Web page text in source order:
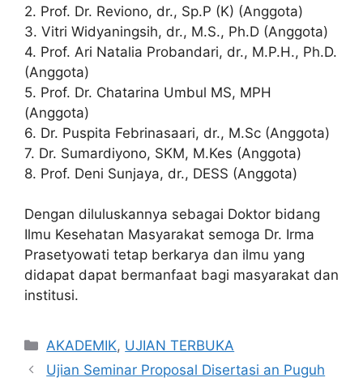
2. Prof. Dr. Reviono, dr., Sp.P (K) (Anggota)
3. Vitri Widyaningsih, dr., M.S., Ph.D (Anggota)
4. Prof. Ari Natalia Probandari, dr., M.P.H., Ph.D.
(Anggota)
5. Prof. Dr. Chatarina Umbul MS, MPH
(Anggota)
6. Dr. Puspita Febrinasaari, dr., M.Sc (Anggota)
7. Dr. Sumardiyono, SKM, M.Kes (Anggota)
8. Prof. Deni Sunjaya, dr., DESS (Anggota)
Dengan diluluskannya sebagai Doktor bidang
Ilmu Kesehatan Masyarakat semoga Dr. Irma
Prasetyowati tetap berkarya dan ilmu yang
didapat dapat bermanfaat bagi masyarakat dan
institusi.
Categories
AKADEMIK, UJIAN TERBUKA
Ujian Seminar Proposal Disertasi an Puguh